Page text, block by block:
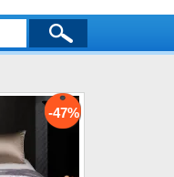
-47%